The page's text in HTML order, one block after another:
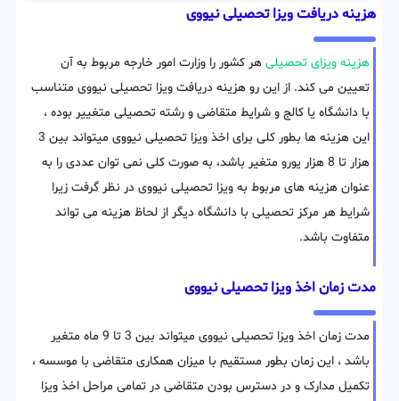
هزینه دریافت ویزا تحصیلی نیووی
هزینه ویزای تحصیلی هر کشور را وزارت امور خارجه مربوط به آن
تعیین می کند. از این رو هزینه دریافت ویزا تحصیلی نیووی متناسب
با دانشگاه یا کالج و شرایط متقاضی و رشته تحصیلی متغییر بوده ،
این هزینه ها بطور کلی برای اخذ ویزا تحصیلی نیووی میتواند بین 3
هزار تا 8 هزار یورو متغیر باشد، به صورت کلی نمی توان عددی را به
عنوان هزینه های مربوط به ویزا تحصیلی نیووی در نظر گرفت زیرا
شرایط هر مرکز تحصیلی با دانشگاه دیگر از لحاظ هزینه می تواند
متفاوت باشد.
مدت زمان اخذ ویزا تحصیلی نیووی
مدت زمان اخذ ویزا تحصیلی نیووی میتواند بین 3 تا 9 ماه متغیر
باشد ، این زمان بطور مستقیم با میزان همکاری متقاضی با موسسه ،
تکمیل مدارک و در دسترس بودن متقاضی در تمامی مراحل اخذ ویزا